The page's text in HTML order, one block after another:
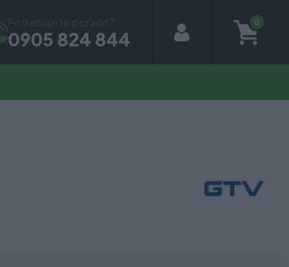
Potrebujete poradiť?
0905 824 844
0